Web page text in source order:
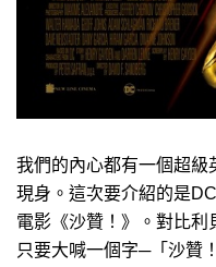
我們的內心都有一個超級
現身。這次要介紹的是
電影《沙贊！》。對比利
只要大喊一個字─「沙贊